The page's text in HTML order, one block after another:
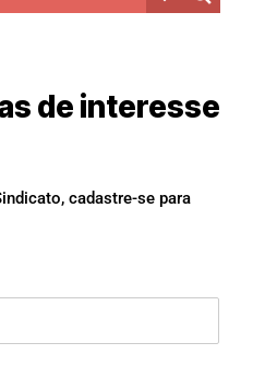
de interesse
cadastre-se para